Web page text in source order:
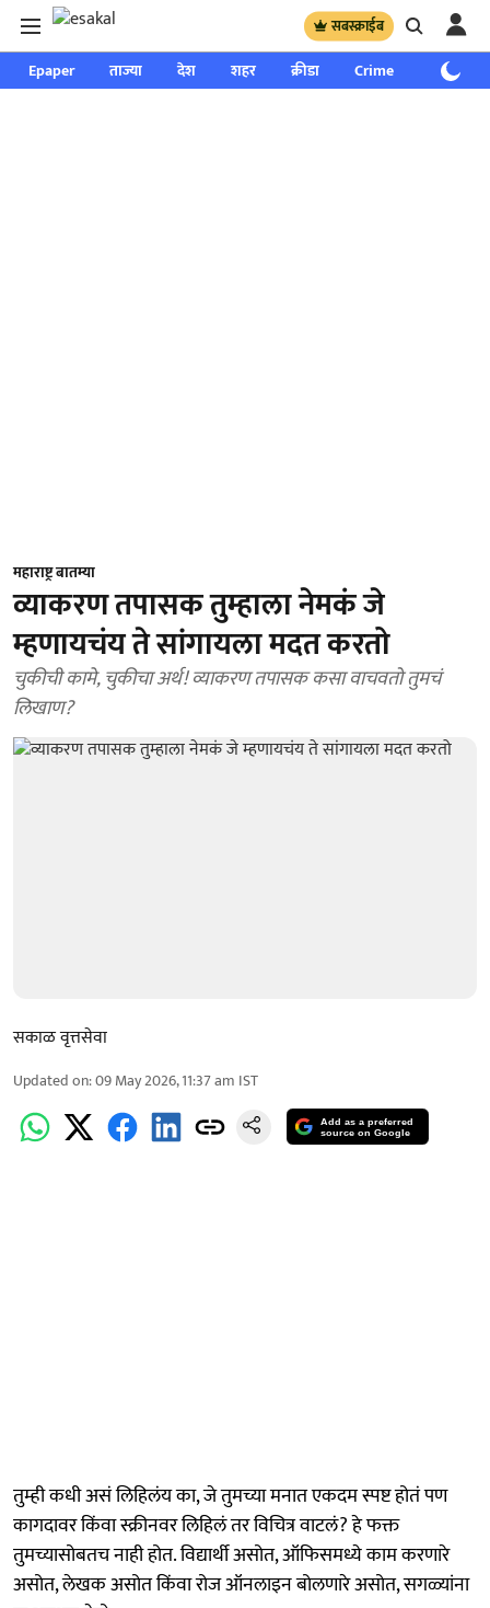
सबस्क्राईब
Epaper ताज्या देश शहर क्रीडा Crime साप्ताहिक
महाराष्ट्र बातम्या
व्याकरण तपासक तुम्हाला नेमकं जे
म्हणायचंय ते सांगायला मदत करतो
चुकीची कामे, चुकीचा अर्थ! व्याकरण तपासक कसा वाचवतो तुमचं
लिखाण?
सकाळ वृत्तसेवा
Updated on:09 May 2026, 11:37 am IST
Add as a preferred
source on Google
तुम्ही कधी असं लिहिलंय का, जे तुमच्या मनात एकदम स्पष्ट होतं पण
कागदावर किंवा स्क्रीनवर लिहिलं तर विचित्र वाटलं? हे फक्त
तुमच्यासोबतच नाही होत. विद्यार्थी असोत, ऑफिसमध्ये काम करणारे
असोत, लेखक असोत किंवा रोज ऑनलाइन बोलणारे असोत, सगळ्यांना